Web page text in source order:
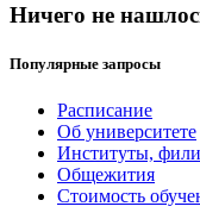
Ничего не
Популярные запросы
Расписание
Об университете
Институты,
Общежития
Стоимость